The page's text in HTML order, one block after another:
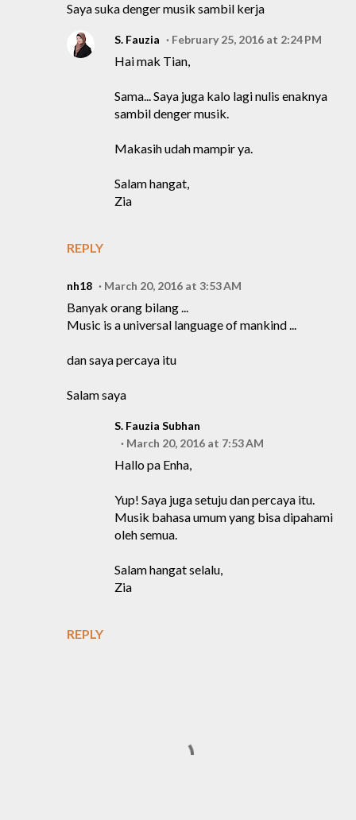
Saya suka denger musik sambil kerja
REPLY
S. Fauzia February 25, 2016 at 2:24 PM
Hai mak Tian,
Sama... Saya juga kalo lagi nulis enaknya
sambil denger musik.
Makasih udah mampir ya.
Salam hangat,
Zia
nh18 March 20, 2016 at 3:53 AM
Banyak orang bilang ...
Music is a universal language of mankind ...
dan saya percaya itu
Salam saya
REPLY
S. Fauzia Subhan
March 20, 2016 at 7:53 AM
Hallo pa Enha,
Yup! Saya juga setuju dan percaya itu.
Musik bahasa umum yang bisa dipahami
oleh semua.
Salam hangat selalu,
Zia